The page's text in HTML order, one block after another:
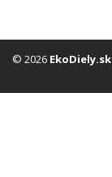
© 2026 EkoDiely.sk